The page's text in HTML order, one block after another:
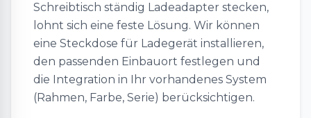
Schreibtisch ständig Ladeadapter stecken,
lohnt sich eine feste Lösung. Wir können
eine Steckdose für Ladegerät installieren,
den passenden Einbauort festlegen und
die Integration in Ihr vorhandenes System
(Rahmen, Farbe, Serie) berücksichtigen.